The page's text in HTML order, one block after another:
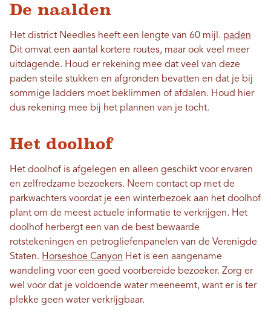
De naalden
Het district Needles heeft een lengte van 60 mijl. paden
Dit omvat een aantal kortere routes, maar ook veel meer
uitdagende. Houd er rekening mee dat veel van deze
paden steile stukken en afgronden bevatten en dat je bij
sommige ladders moet beklimmen of afdalen. Houd hier
dus rekening mee bij het plannen van je tocht.
Het doolhof
Het doolhof is afgelegen en alleen geschikt voor ervaren
en zelfredzame bezoekers. Neem contact op met de
parkwachters voordat je een winterbezoek aan het doolhof
plant om de meest actuele informatie te verkrijgen. Het
doolhof herbergt een van de best bewaarde
rotstekeningen en petrogliefenpanelen van de Verenigde
Staten. Horseshoe Canyon Het is een aangename
wandeling voor een goed voorbereide bezoeker. Zorg er
wel voor dat je voldoende water meeneemt, want er is ter
plekke geen water verkrijgbaar.